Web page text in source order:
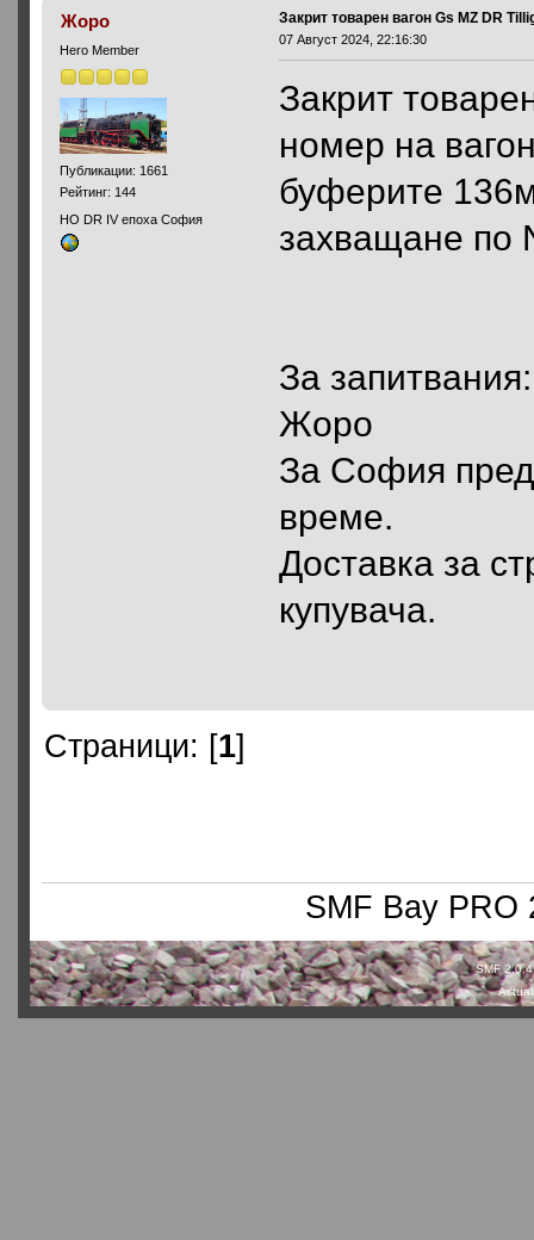
Жоро
Hero Member
Публикации: 1661
Рейтинг: 144
HO DR IV епоха София
Закрит товарен вагон Gs MZ DR
07 Август 2024, 22:16:30
Закрит
номер на
буферите
захващане по
За
Жоро
За София
време.
Доставка за
купувача.
Страници: [1]
SMF Bay
SMF 2.0.4